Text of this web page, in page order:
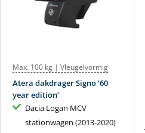
Max. 100 kg | Vleugelvormig
Atera dakdrager Signo ‘60
year edition’
Dacia Logan MCV
stationwagen (2013-2020)